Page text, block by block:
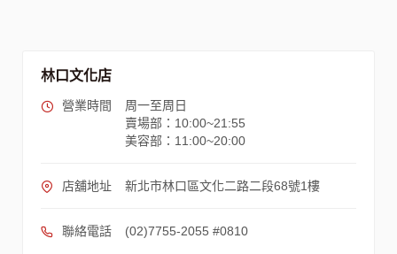
林口文化店
營業時間
周一至周日
賣場部：10:00~21:55
美容部：11:00~20:00
店舖地址 新北市林口區文化二路二段68號1樓
聯絡電話 (02)7755-2055 #0810